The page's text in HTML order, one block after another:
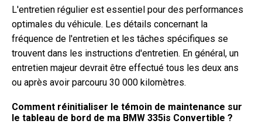
L'entretien régulier est essentiel pour des performances
optimales du véhicule. Les détails concernant la
fréquence de l'entretien et les tâches spécifiques se
trouvent dans les instructions d'entretien. En général, un
entretien majeur devrait être effectué tous les deux ans
ou après avoir parcouru 30 000 kilomètres.
Comment réinitialiser le témoin de maintenance sur
le tableau de bord de ma BMW 335is Convertible ?